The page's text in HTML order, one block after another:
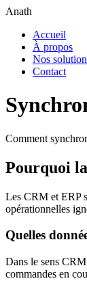
Anath
Accueil
À propos
Nos
Contact
Comment
Pourquoi
Les CRM et ERP
opérationnelles
Quelles
Dans le sens
commandes en